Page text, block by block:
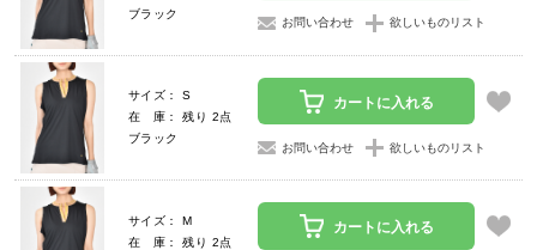
ブラック
お問い合わせ 欲しいものリスト
サイズ： S
在 庫： 残り 2点
ブラック
カートに入れる
お問い合わせ 欲しいものリスト
サイズ： M
在 庫： 残り 2点
カートに入れる